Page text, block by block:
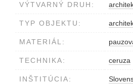
VÝTVARNÝ DRUH:
TYP OBJEKTU:
MATERIÁL:
TECHNIKA: ceruza
INŠTITÚCIA: